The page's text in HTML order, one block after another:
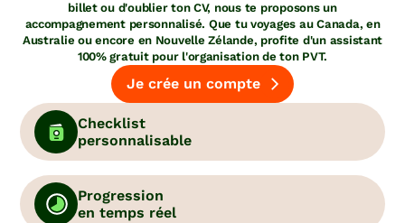
Checklist
personnalisable
Progression
en temps réel
billet ou d'oublier ton CV, nous te proposons un
accompagnement personnalisé. Que tu voyages au Canada, en
Australie ou encore en Nouvelle Zélande, profite d'un assistant
100% gratuit pour l'organisation de ton PVT.
Je crée un compte